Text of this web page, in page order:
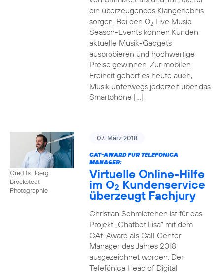
ein überzeugendes Klangerlebnis
sorgen. Bei den O2Live Music
Season-Events können Kunden
aktuelle Musik-Gadgets
ausprobieren und hochwertige
Preise gewinnen. Zur mobilen
Freiheit gehört es heute auch,
Musik unterwegs jederzeit über das
Smartphone […]
Credits: Joerg
Brockstedt
Photographie
07. März 2018
CAT-AWARD FÜR TELEFÓNICA
MANAGER:
Virtuelle Online-Hilfe
im O2 Kundenservice
überzeugt Fachjury
Christian Schmidtchen ist für das
Projekt „Chatbot Lisa“ mit dem
CAt-Award als Call Center
Manager des Jahres 2018
ausgezeichnet worden. Der
Telefónica Head of Digital